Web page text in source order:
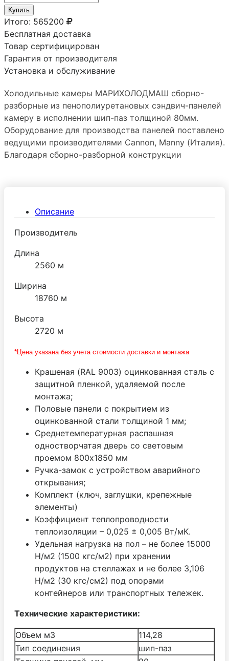
Купить
Итого: 565200
Бесплатная доставка
Товар сертифицирован
Гарантия от производителя
Установка и обслуживание
Холодильные камеры МАРИХОЛОДМАШ сборно-
разборные из пенополиуретановых сэндвич-панелей
камеру в исполнении шип-паз толщиной 80мм.
Оборудование для производства панелей поставлено
ведущими производителями Сannon, Manny (Италия).
Благодаря сборно-разборной конструкции
(Италия).Описание
Производитель
Длина
2560 м
Ширина
18760 м
Высота
2720 м
*Цена указана без учета стоимости доставки и монтажа
Крашеная (RAL 9003) оцинкованная сталь с
защитной пленкой, удаляемой после
монтажа;
Половые панели с покрытием из
оцинкованной стали толщиной 1 мм;
Среднетемпературная распашная
одностворчатая дверь со световым
проемом 800х1850 мм
Ручка-замок с устройством аварийного
открывания;
Комплект (ключ, заглушки, крепежные
элементы)
Коэффициент теплопроводности
теплоизоляции – 0,025 ± 0,005 Вт/мК.
Удельная нагрузка на пол – не более 15000
Н/м2 (1500 кгс/м2) при хранении
продуктов на стеллажах и не более 3,106
Н/м2 (30 кгс/см2) под опорами
контейнеров или транспортных тележек.
Технические характеристики:
Объем м3
114,28
Тип соединения
шип-паз